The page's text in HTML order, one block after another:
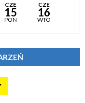
CZE
15
PON
CZE
16
WTO